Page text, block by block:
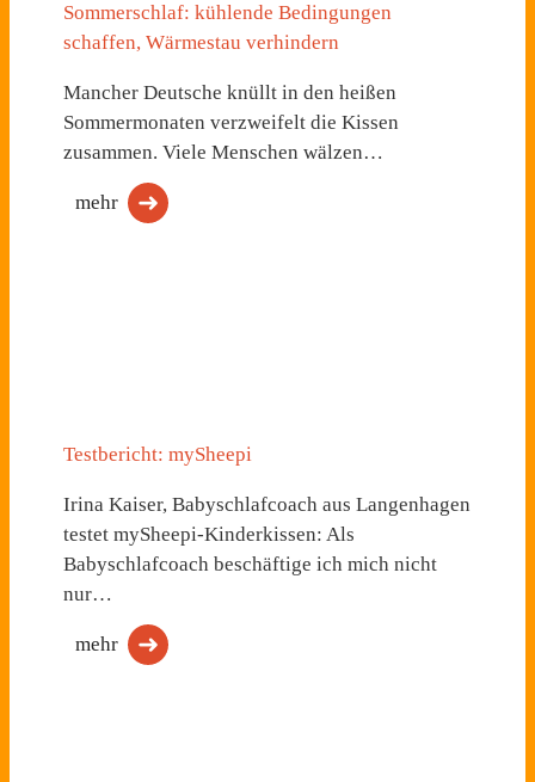
Sommerschlaf: kühlende Bedingungen
schaffen, Wärmestau verhindern
Mancher Deutsche knüllt in den heißen
Sommermonaten verzweifelt die Kissen
zusammen. Viele Menschen wälzen…
mehr
Testbericht: mySheepi
Irina Kaiser, Babyschlafcoach aus Langenhagen
testet mySheepi-Kinderkissen: Als
Babyschlafcoach beschäftige ich mich nicht
nur…
mehr